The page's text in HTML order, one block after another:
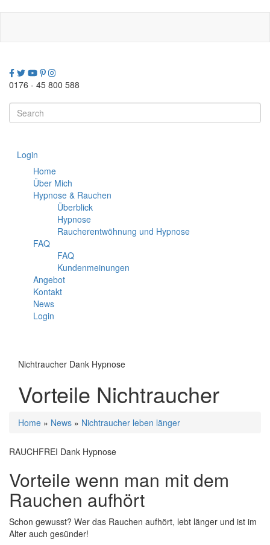
Inhalt
0176 - 45 800 588
site
Login
Home
Über Mich
Hypnose & Rauchen
Überblick
Hypnose
Raucherentwöhnung und Hypnose
FAQ
FAQ
Kundenmeinungen
Angebot
Kontakt
News
Login
Nichtraucher Dank Hypnose
Vorteile Nichtraucher
Sie
sind
Home » News » Nichtraucher leben länger
RAUCHFREI Dank Hypnose
Vorteile wenn man mit dem
Rauchen aufhört
Schon gewusst? Wer das Rauchen aufhört, lebt länger und ist im
Alter auch gesünder!